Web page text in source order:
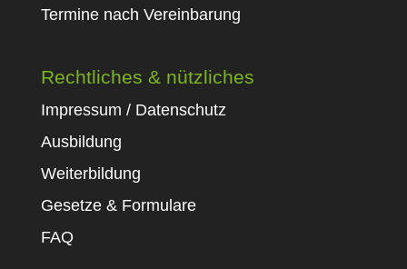
Termine nach Vereinbarung
Rechtliches & nützliches
Impressum / Datenschutz
Ausbildung
Weiterbildung
Gesetze & Formulare
FAQ